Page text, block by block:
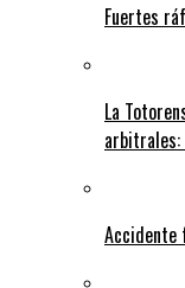
Fuertes
La
arbitrales:
Accidente